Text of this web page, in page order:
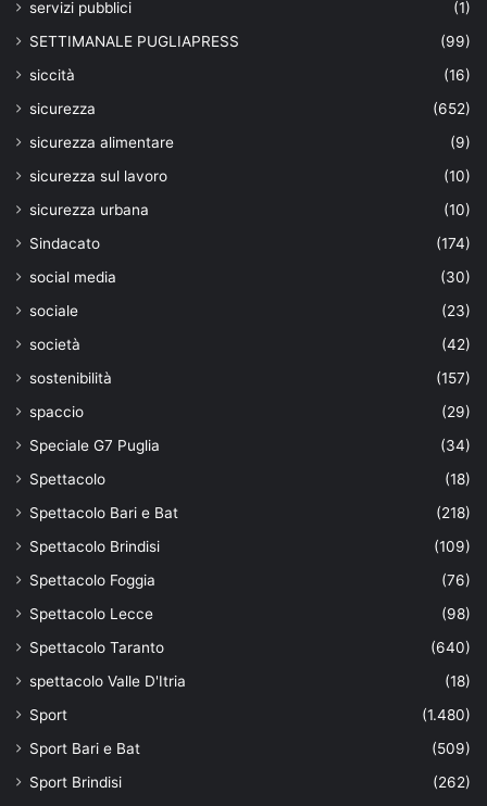
servizi pubblici
(1)
SETTIMANALE PUGLIAPRESS
(99)
siccità
(16)
sicurezza
(652)
sicurezza alimentare
(9)
sicurezza sul lavoro
(10)
sicurezza urbana
(10)
Sindacato
(174)
social media
(30)
sociale
(23)
società
(42)
sostenibilità
(157)
spaccio
(29)
Speciale G7 Puglia
(34)
Spettacolo
(18)
Spettacolo Bari e Bat
(218)
Spettacolo Brindisi
(109)
Spettacolo Foggia
(76)
Spettacolo Lecce
(98)
Spettacolo Taranto
(640)
spettacolo Valle D'Itria
(18)
Sport
(1.480)
Sport Bari e Bat
(509)
Sport Brindisi
(262)